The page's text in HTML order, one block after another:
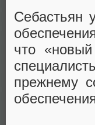
Себастьян
что
прежнему